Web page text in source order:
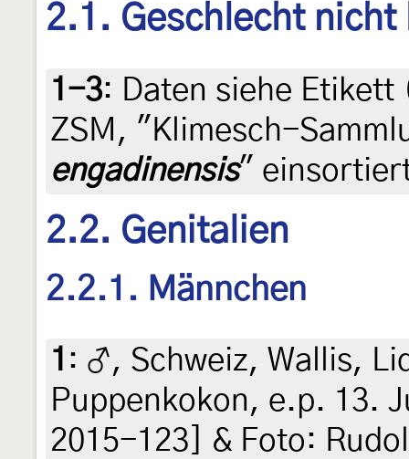
2.1. Geschlecht nicht
1-3: Daten siehe
ZSM, "Klimesch-
engadinensis"
2.2. Genitalien
2.2.1. Männchen
1 : ♂, Schweiz, Wallis,
Puppenkokon, e.p. 13.
2015-123] & Foto: